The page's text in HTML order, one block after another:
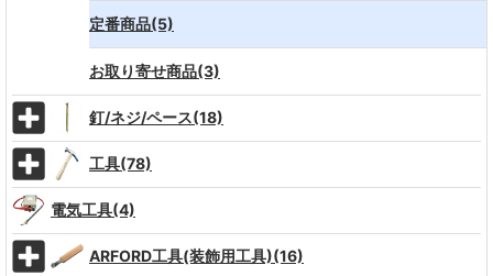
定番商品(5)
お取り寄せ商品(3)
釘/ネジ/ペース(18)
工具(78)
電気工具(4)
ARFORD工具(装飾用工具)(16)